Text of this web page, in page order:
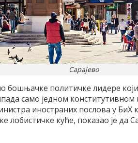
Сарајево
политичке лидере који
само једном
иностраних послова у БиХ
лобистичке куће, показао је да